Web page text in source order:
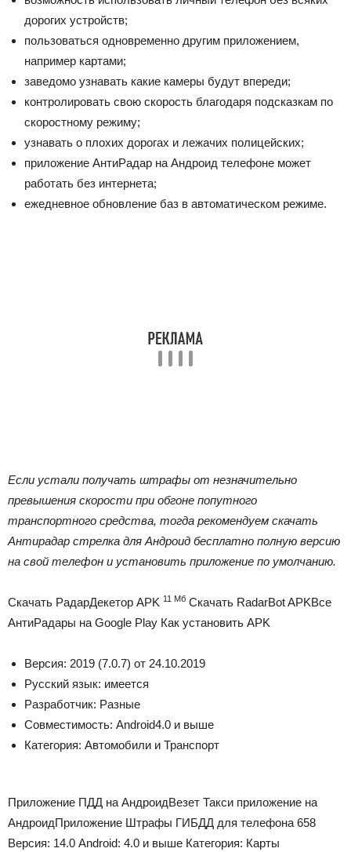
дорогих устройств;
пользоваться одновременно другим приложением,
например картами;
заведомо узнавать какие камеры будут впереди;
контролировать свою скорость благодаря подсказкам по
скоростному режиму;
узнавать о плохих дорогах и лежачих полицейских;
приложение АнтиРадар на Андроид телефоне может
работать без интернета;
ежедневное обновление баз в автоматическом режиме.
Если устали получать штрафы от незначительно
превышения скорости при обгоне попутного
транспортного средства, тогда рекомендуем скачать
Антирадар стрелка для Андроид бесплатно полную версию
на свой телефон и установить приложение по умолчанию.
Скачать РадарДекетор APK 11 Мб Скачать RadarBot APKВсе
АнтиРадары на Google Play Как установить APK
Версия: 2019 (7.0.7) от 24.10.2019
Русский язык: имеется
Разработчик: Разные
Совместимость: Android4.0 и выше
Категория: Автомобили и Транспорт
Приложение ПДД на АндроидВезет Такси приложение на
АндроидПриложение Штрафы ГИБДД для телефона 658
Версия: 14.0 Android: 4.0 и выше Категория: Карты